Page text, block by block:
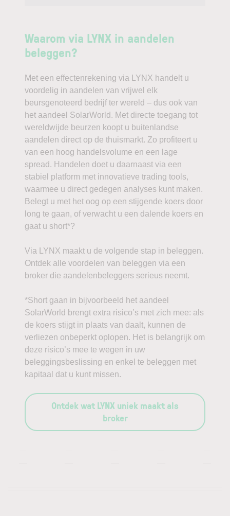
Waarom via LYNX in aandelen
beleggen?
Met een effectenrekening via LYNX handelt u
voordelig in aandelen van vrijwel elk
beursgenoteerd bedrijf ter wereld – dus ook van
het aandeel SolarWorld. Met directe toegang tot
wereldwijde beurzen koopt u buitenlandse
aandelen direct op de thuismarkt. Zo profiteert u
van een hoog handelsvolume en een lage
spread. Handelen doet u daarnaast via een
stabiel platform met innovatieve trading tools,
waarmee u direct gedegen analyses kunt maken.
Belegt u met het oog op een stijgende koers door
long te gaan, of verwacht u een dalende koers en
gaat u short*?
Via LYNX maakt u de volgende stap in beleggen.
Ontdek alle voordelen van beleggen via een
broker die aandelenbeleggers serieus neemt.
*Short gaan in bijvoorbeeld het aandeel
SolarWorld brengt extra risico’s met zich mee: als
de koers stijgt in plaats van daalt, kunnen de
verliezen onbeperkt oplopen. Het is belangrijk om
deze risico’s mee te wegen in uw
beleggingsbeslissing en enkel te beleggen met
kapitaal dat u kunt missen.
Ontdek wat LYNX uniek maakt als
broker